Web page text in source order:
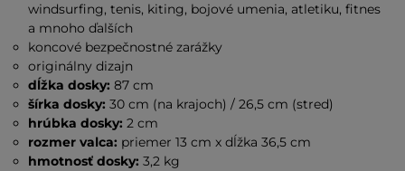
windsurfing, tenis, kiting, bojové umenia, atletiku, fitnes
a mnoho ďalších
koncové bezpečnostné zarážky
originálny dizajn
dĺžka dosky: 87 cm
šírka dosky: 30 cm (na krajoch) / 26,5 cm (stred)
hrúbka dosky: 2 cm
rozmer valca: priemer 13 cm x dĺžka 36,5 cm
hmotnosť dosky: 3,2 kg